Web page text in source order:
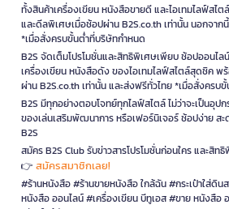
ทั้งสินค้าเครื่องเขียน หนังสือขายดี และไอเทมไลฟ์ส
และดีลพิเศษเมื่อช้อปผ่าน B2S.co.th เท่านั้น นอกจาก
*เมื่อสั่งครบขั้นต่ำที่บริษัทกำหนด
B2S จัดเต็มโปรโมชั่นและสิทธิพิเศษเพียบ ช้อปออนไ
เครื่องเขียน หนังสือดัง ของไอเทมไลฟ์สไตล์สุดชิค
ผ่าน B2S.co.th เท่านั้น และส่งฟรีทั่วไทย *เมื่อสั่งครบ
B2S มีทุกอย่างตอบโจทย์ทุกไลฟ์สไตล์ ไม่ว่าจะเป็นอุป
ของเล่นเสริมพัฒนาการ หรือเฟอร์นิเจอร์ ช้อปง่าย ส
B2S
สมัคร B2S Club รับข่าวสารโปรโมชั่นก่อนใคร และสิท
👉 สมัครสมาชิกเลย!
#ร้านหนังสือ #ร้านขายหนังสือ ใกล้ฉัน #กระเป๋าใส่ดิ
หนังสือ ออนไลน์ #เครื่องเขียน บีทูเอส #ขาย หนังสือ